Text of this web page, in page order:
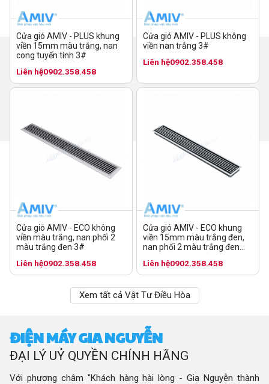
Cửa gió AMIV - PLUS khung
viền 15mm màu trắng, nan
cong tuyến tính 3#
Liên hệ0902.358.458
Cửa gió AMIV - PLUS không
viền nan trắng 3#
Liên hệ0902.358.458
Cửa gió AMIV - ECO không
viền màu trắng, nan phối 2
màu trắng đen 3#
Liên hệ0902.358.458
Cửa gió AMIV - ECO khung
viền 15mm màu trắng đen,
nan phối 2 màu trắng đen
Liên hệ0902.358.458
Xem tất cả Vật Tư Điều Hòa
ĐIỆN MÁY GIA NGUYỄN
ĐẠI LÝ UỶ QUYỀN CHÍNH HÃNG
Với phương châm "Khách hàng hài lòng - Gia Nguyễn thành